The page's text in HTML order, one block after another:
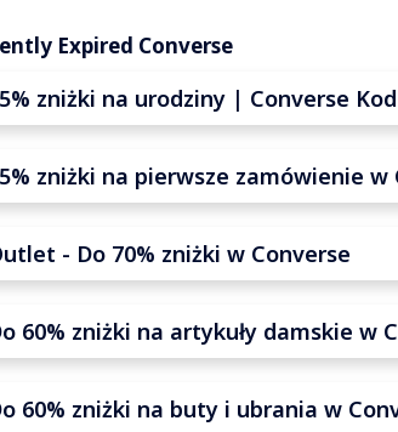
Expired Converse
zniżki na urodziny | Converse
zniżki na pierwsze zamówienie w
- Do 70% zniżki w Converse
60% zniżki na artykuły damskie w
60% zniżki na buty i ubrania w